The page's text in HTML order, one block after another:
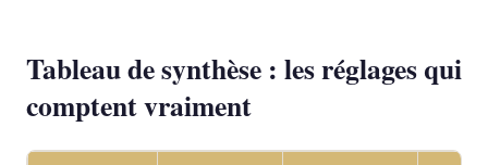
Tableau de synthèse : les réglages qui
comptent vraiment